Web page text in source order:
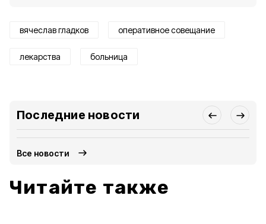
вячеслав гладков оперативное совещание
лекарства больница
Последние новости
Все новости
Читайте также